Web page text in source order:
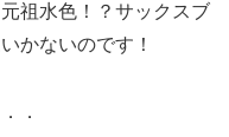
祖水色！？サックスブ
かないのです！
．